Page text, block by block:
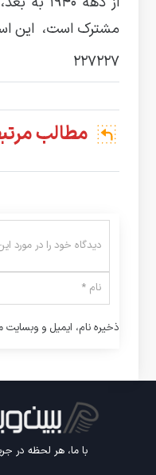
مشترک است، این
۲۲۷۲۲۷
مطالب
ذخیره نام، ایمیل و وبسایت
با ما، هر لحظه در